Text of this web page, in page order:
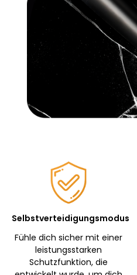
Selbstverteidigungsmodus
Fühle dich sicher mit einer
leistungsstarken
Schutzfunktion, die